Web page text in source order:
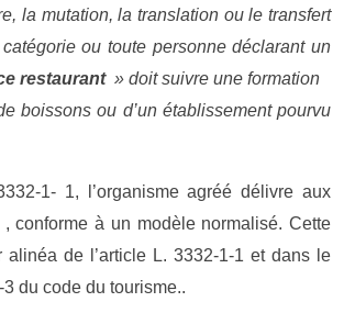
la mutation, la translation ou le transfert
ou toute personne déclarant un
restaurant» doit suivre une formation
boissons ou d’un établissement pourvu
1- 1, l’organisme agréé délivre aux
, conforme à un modèle normalisé. Cette
de l’article L. 3332-1-1 et dans le
du code du tourisme..